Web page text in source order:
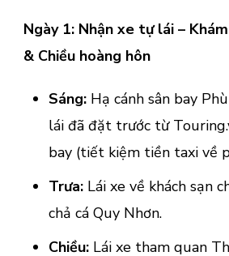
Ngày 1: Nhận xe tự lái –
& Chiều hoàng hôn
Sáng:Hạ cánh sân bay
lái đã đặt trước từ
bay (tiết kiệm tiền taxi về
Trưa:Lái xe về khách sạn
chả cá Quy Nhơn.
Chiều:Lái xe tham quan